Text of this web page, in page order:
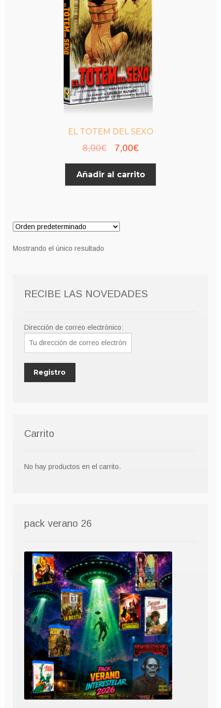
EL TOTEM DEL SEXO
8,00€
El
precio
original
7,00€El
precio
actual
Añadir al carrito
Mostrando el único resultado
RECIBE LAS NOVEDADES
Dirección de correo electrónico:
Carrito
No hay productos en el carrito.
pack verano 26